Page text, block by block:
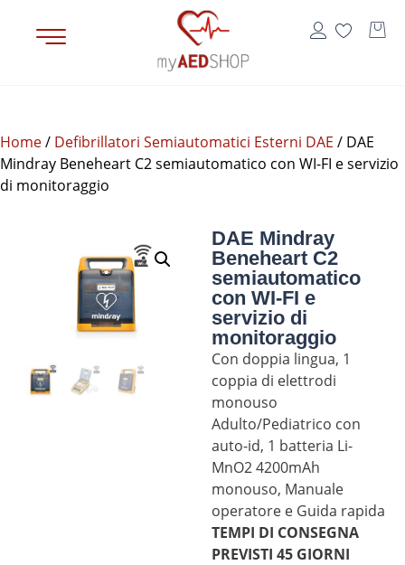
Home/ Defibrillatori Semiautomatici Esterni DAE / DAE
Mindray Beneheart C2 semiautomatico con WI-FI e servizio
di monitoraggio
DAE Mindray
Beneheart C2
semiautomatico
con WI-FI e
servizio di
monitoraggio
Con doppia lingua, 1
coppia di elettrodi
monouso
Adulto/Pediatrico con
auto-id, 1 batteria Li-
MnO2 4200mAh
monouso, Manuale
operatore e Guida rapida
TEMPI DI CONSEGNA
PREVISTI 45 GIORNI